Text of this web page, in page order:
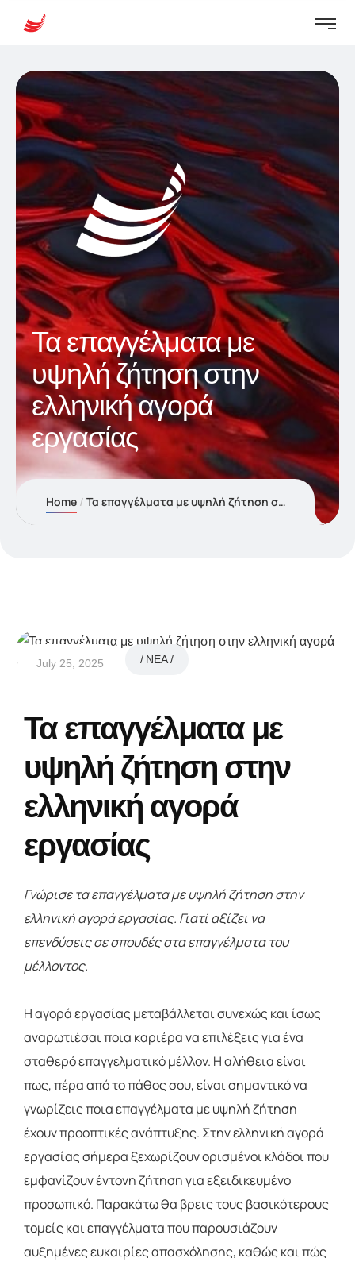
Τα επαγγέλματα με
υψηλή ζήτηση στην
ελληνική αγορά
εργασίας
Home Τα επαγγέλματα με υψηλή ζήτηση στην ελληνική αγορά εργασίας
July 25, 2025 NEA
Τα επαγγέλματα με
υψηλή ζήτηση στην
ελληνική αγορά
εργασίας
Γνώρισε τα επαγγέλματα με υψηλή ζήτηση στην
ελληνική αγορά εργασίας. Γιατί αξίζει να
επενδύσεις σε σπουδές στα επαγγέλματα του
μέλλοντος.
Η αγορά εργασίας μεταβάλλεται συνεχώς και ίσως
αναρωτιέσαι ποια καριέρα να επιλέξεις για ένα
σταθερό επαγγελματικό μέλλον. Η αλήθεια είναι
πως, πέρα από το πάθος σου, είναι σημαντικό να
γνωρίζεις ποια επαγγέλματα με υψηλή ζήτηση
έχουν προοπτικές ανάπτυξης. Στην ελληνική αγορά
εργασίας σήμερα ξεχωρίζουν ορισμένοι κλάδοι που
εμφανίζουν έντονη ζήτηση για εξειδικευμένο
προσωπικό. Παρακάτω θα βρεις τους βασικότερους
τομείς και επαγγέλματα που παρουσιάζουν
αυξημένες ευκαιρίες απασχόλησης, καθώς και πώς